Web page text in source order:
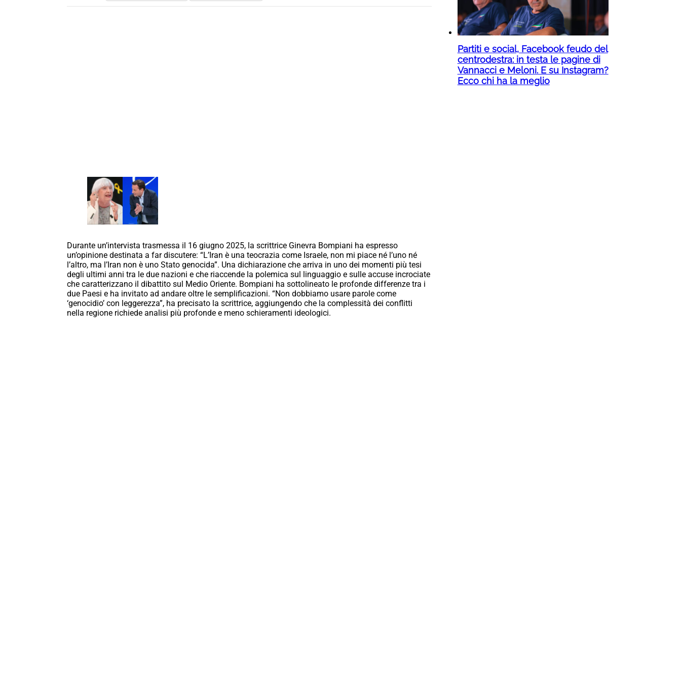
Durante un’intervista trasmessa il 16 giugno 2025, la scrittrice Ginevra Bompiani ha espresso
un’opinione destinata a far discutere: “L’Iran è una teocrazia come Israele, non mi piace né l’uno né
l’altro, ma l’Iran non è uno Stato genocida”. Una dichiarazione che arriva in uno dei momenti più tesi
degli ultimi anni tra le due nazioni e che riaccende la polemica sul linguaggio e sulle accuse incrociate
che caratterizzano il dibattito sul Medio Oriente. Bompiani ha sottolineato le profonde differenze tra i
due Paesi e ha invitato ad andare oltre le semplificazioni. “Non dobbiamo usare parole come
‘genocidio’ con leggerezza”, ha precisato la scrittrice, aggiungendo che la complessità dei conflitti
nella regione richiede analisi più profonde e meno schieramenti ideologici.
Partiti e social, Facebook feudo del
centrodestra: in testa le pagine di
Vannacci e Meloni. E su Instagram?
Ecco chi ha la meglio